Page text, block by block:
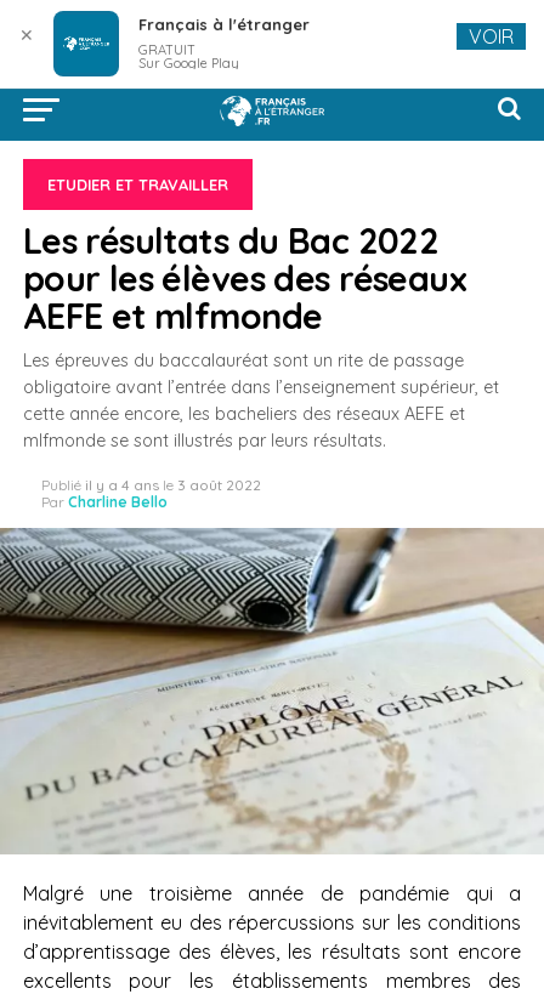
ETUDIER ET TRAVAILLER
Les résultats du Bac 2022
pour les élèves des réseaux
AEFE et mlfmonde
Les épreuves du baccalauréat sont un rite de passage
obligatoire avant l’entrée dans l’enseignement supérieur, et
cette année encore, les bacheliers des réseaux AEFE et
mlfmonde se sont illustrés par leurs résultats.
Publié il y a 4 ans le 3 août 2022
Par Charline Bello
Malgré une troisième année de pandémie qui a
inévitablement eu des répercussions sur les conditions
d’apprentissage des élèves, les résultats sont encore
excellents pour les établissements membres des
✕ Français à l'étranger
GRATUIT
Sur Google Play
VOIR